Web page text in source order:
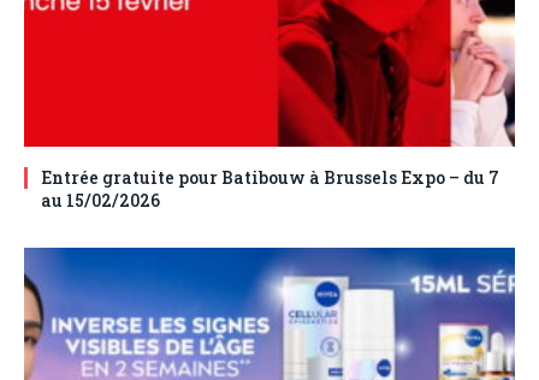
Entrée gratuite pour Batibouw à Brussels Expo – du 7
au 15/02/2026